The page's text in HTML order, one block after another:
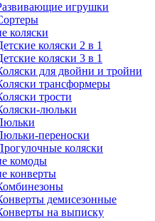
игрушки
коляски
коляски 2 в 1
коляски 3 в 1
для двойни и тройни
трансформеры
трости
люльки
переноски
коляски
комоды
конверты
демисезонные
на выписку